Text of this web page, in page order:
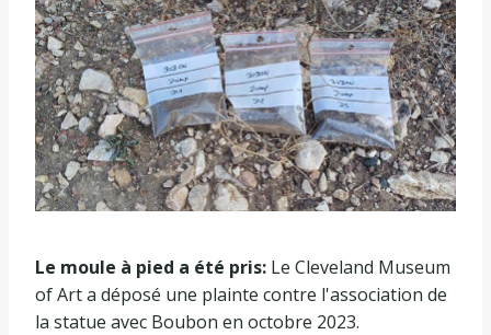
Le moule à pied a été pris: Le Cleveland Museum
of Art a déposé une plainte contre l'association de
la statue avec Boubon en octobre 2023.